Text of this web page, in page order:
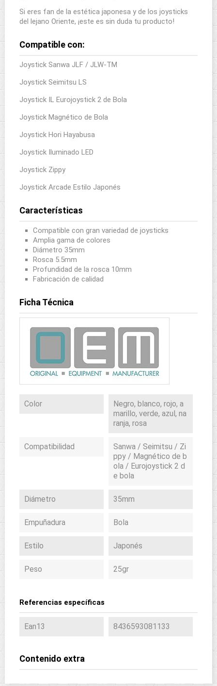
Si eres fan de la estética japonesa y de los joysticks
del lejano Oriente, ¡este es sin duda tu producto!
Compatible con:
Joystick Sanwa JLF / JLW-TM
Joystick Seimitsu LS
Joystick IL Eurojoystick 2 de Bola
Joystick Magnético de Bola
Joystick Hori Hayabusa
Joystick Iluminado LED
Joystick Zippy
Joystick Arcade Estilo Japonés
Características
Compatible con gran variedad de joysticks
Amplia gama de colores
Diámetro 35mm
Rosca 5.5mm
Profundidad de la rosca 10mm
Fabricación de calidad
Ficha Técnica
Color
Negro, blanco, rojo, a
marillo, verde, azul, na
ranja, rosa
Compatibilidad
Sanwa / Seimitsu / Zi
ppy / Magnético de b
ola / Eurojoystick 2 d
e bola
Diámetro 35mm
Empuñadura Bola
Estilo Japonés
Peso 25gr
Referencias específicas
Ean13 8436593081133
Contenido extra